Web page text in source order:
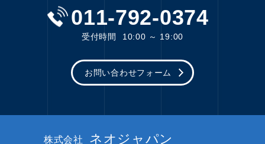
011-792-0374
受付時間 10:00 ～ 19:00
お問い合わせフォーム
株式会社 ネオジャパン